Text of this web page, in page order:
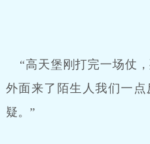
“高天堡刚打完一场仗
外面来了陌生人我们一
疑。”